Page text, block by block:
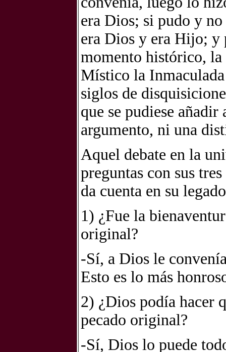
era Dios; si pudo y
era Dios y era Hijo;
momento histórico, la
Místico la
siglos de
que se pudiese
argumento, ni una
Aquel debate en la
preguntas con sus
da cuenta en su
1) ¿Fue la
original?
-Sí, a Dios le
Esto es lo más
2) ¿Dios podía hacer
pecado original?
-Sí, Dios lo puede